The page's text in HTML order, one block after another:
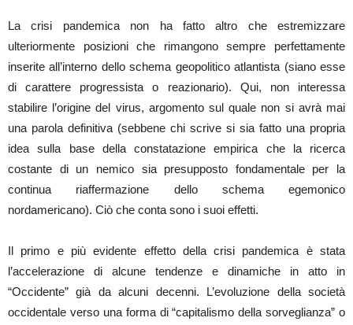
La crisi pandemica non ha fatto altro che estremizzare
ulteriormente posizioni che rimangono sempre perfettamente
inserite all’interno dello schema geopolitico atlantista (siano esse
di carattere progressista o reazionario). Qui, non interessa
stabilire l’origine del virus, argomento sul quale non si avrà mai
una parola definitiva (sebbene chi scrive si sia fatto una propria
idea sulla base della constatazione empirica che la ricerca
costante di un nemico sia presupposto fondamentale per la
continua riaffermazione dello schema egemonico
nordamericano). Ciò che conta sono i suoi effetti.
Il primo e più evidente effetto della crisi pandemica è stata
l’accelerazione di alcune tendenze e dinamiche in atto in
“Occidente” già da alcuni decenni. L’evoluzione della società
occidentale verso una forma di “capitalismo della sorveglianza” o